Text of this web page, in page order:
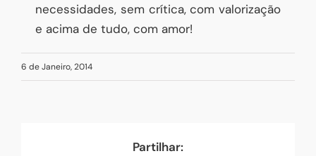
necessidades, sem crítica, com valorização
e acima de tudo, com amor!
6 de Janeiro, 2014
Partilhar: